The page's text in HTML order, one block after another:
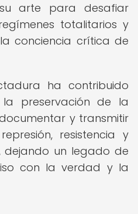
arte para desafiar
totalitarios y
conciencia crítica de
ha contribuido
preservación de la
y transmitir
resistencia y
un legado de
con la verdad y la